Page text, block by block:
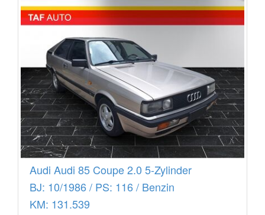
Audi Audi 85 Coupe 2.0 5-Zylinder
BJ: 10/1986 / PS: 116 / Benzin
KM: 131.539